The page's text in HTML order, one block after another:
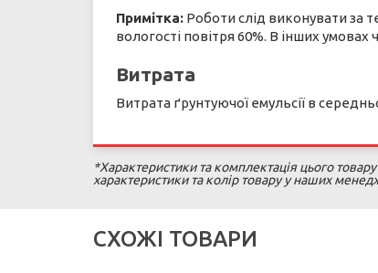
Примітка: Роботи слід виконувати за
вологості повітря 60%. В інших умовах
Витрата
Витрата ґрунтуючої емульсії в
*Характеристики та комплектація цього
характеристики та колір товару у наших
СХОЖІ ТОВАРИ